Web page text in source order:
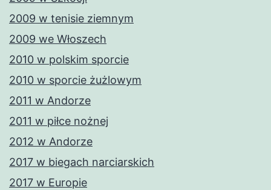
2009 w tenisie ziemnym
2009 we Włoszech
2010 w polskim sporcie
2010 w sporcie żużlowym
2011 w Andorze
2011 w piłce nożnej
2012 w Andorze
2017 w biegach narciarskich
2017 w Europie